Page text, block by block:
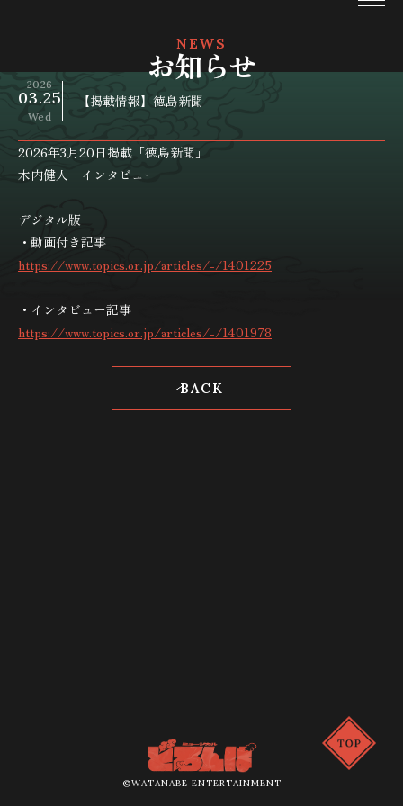
NEWS
お知らせ
2026
03.25
Wed
【掲載情報】徳島新聞
2026年3月20日掲載「徳島新聞」
木内健人 インタビュー
デジタル版
・動画付き記事
https://www.topics.or.jp/articles/-/1401225
・インタビュー記事
https://www.topics.or.jp/articles/-/1401978
BACK
©WATANABE ENTERTAINMENT